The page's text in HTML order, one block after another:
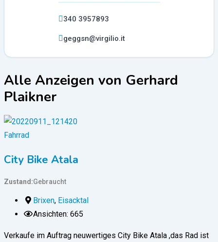
340 3957893
geggsn@virgilio.it
Alle Anzeigen von Gerhard
Plaikner
Fahrrad
City Bike Atala
Zustand Gebraucht
Brixen, Eisacktal
Ansichten: 665
Verkaufe im Auftrag neuwertiges City Bike Atala ,das Rad ist